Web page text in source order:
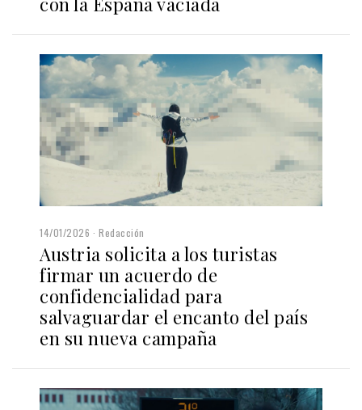
14/01/2026 Redacción
Austria solicita a los turistas
firmar un acuerdo de
confidencialidad para
salvaguardar el encanto del país
en su nueva campaña